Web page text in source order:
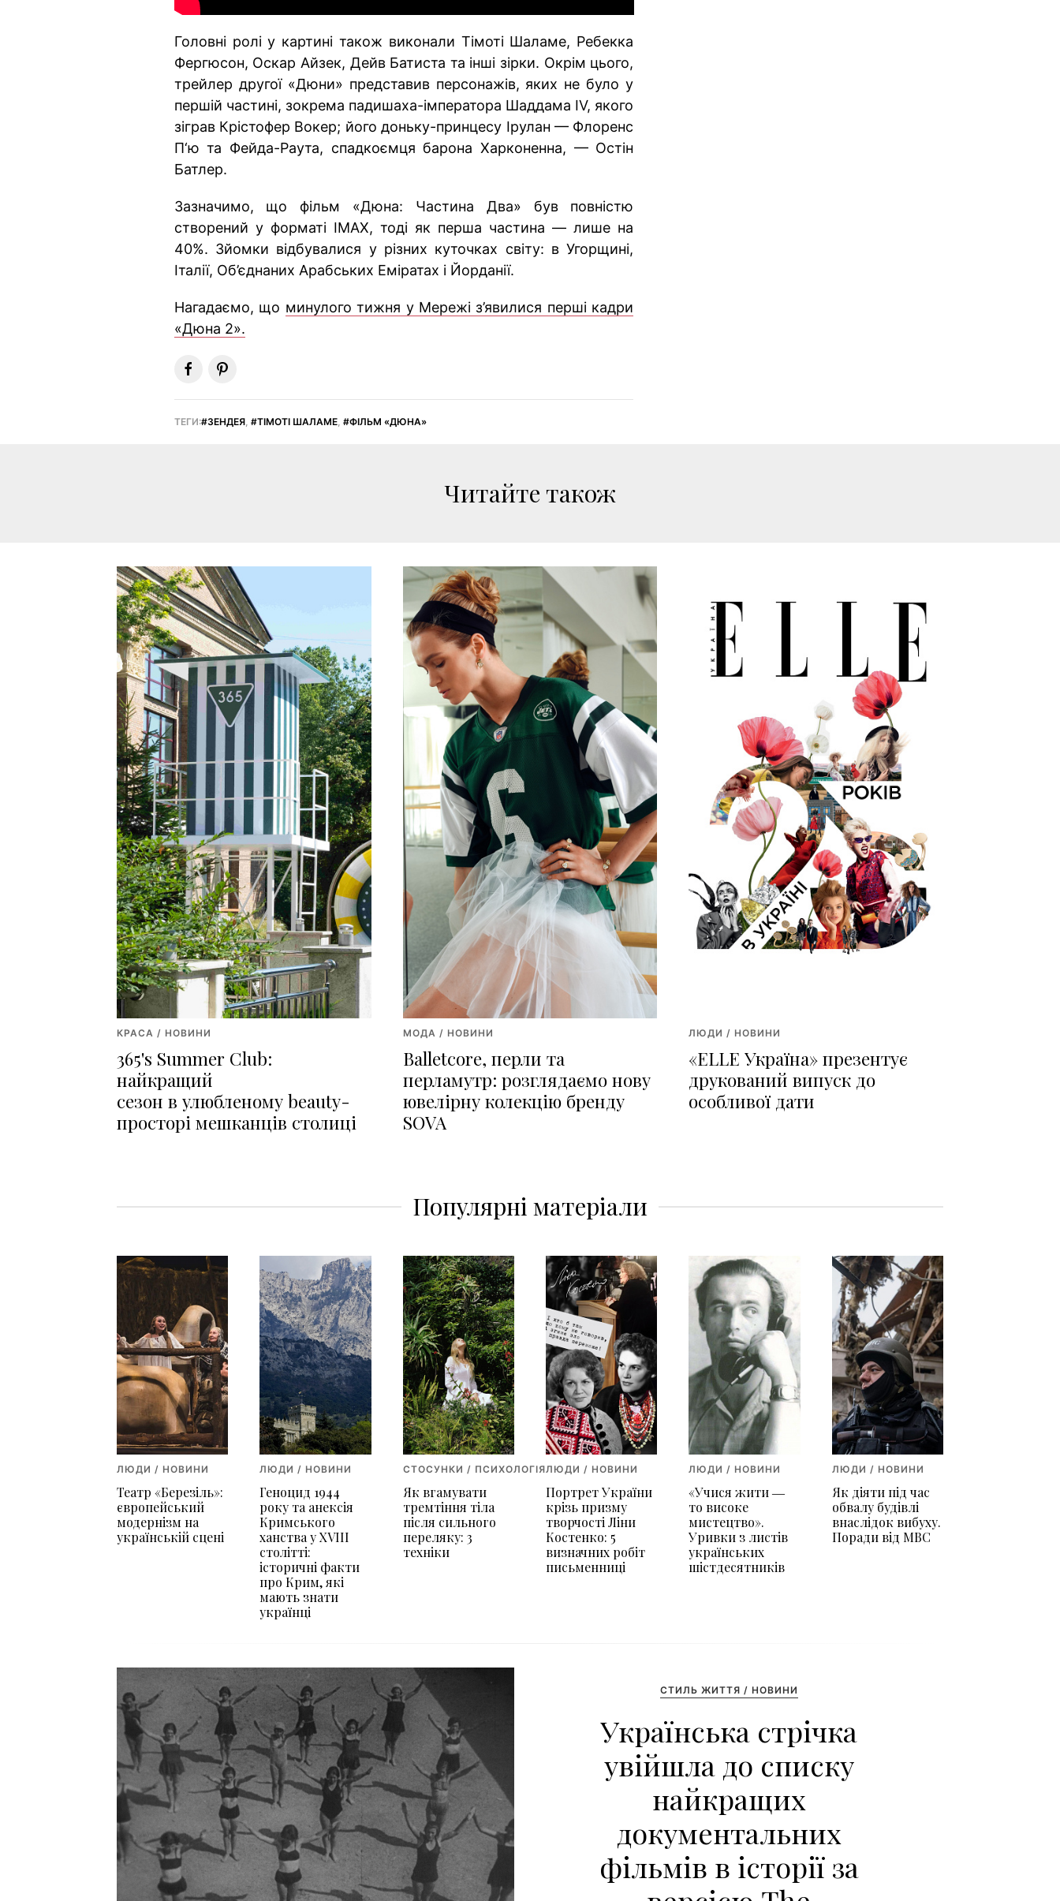
Головні ролі у картині також виконали Тімоті Шаламе, Ребекка
Фергюсон, Оскар Айзек, Дейв Батиста та інші зірки. Окрім цього,
трейлер другої «Дюни» представив персонажів, яких не було у
першій частині, зокрема падишаха-імператора Шаддама IV, якого
зіграв Крістофер Вокер; його доньку-принцесу Ірулан — Флоренс
П‘ю та Фейда-Раута, спадкоємця барона Харконенна, — Остін
Батлер.
Зазначимо, що фільм «Дюна: Частина Два» був повністю
створений у форматі IMAX, тоді як перша частина — лише на
40%. Зйомки відбувалися у різних куточках світу: в Угорщині,
Італії, Об’єднаних Арабських Еміратах і Йорданії.
Нагадаємо, що минулого тижня у Мережі з’явилися перші кадри
«Дюна 2».
ТЕГИ: ЗЕНДЕЯ, ТІМОТІ ШАЛАМЕ, ФІЛЬМ «ДЮНА»
Читайте також
КРАСА / НОВИНИ
365's Summer Club:
найкращий
сезон в улюбленому beauty-
просторі мешканців столиці
МОДА / НОВИНИ
Balletcore, перли та
перламутр: розглядаємо нову
ювелірну колекцію бренду
SOVA
ЛЮДИ / НОВИНИ
«ELLE Україна» презентує
друкований випуск до
особливої дати
Популярні матеріали
ЛЮДИ / НОВИНИ
Театр «Березіль»:
європейський
модернізм на
українській сцені
ЛЮДИ / НОВИНИ
Геноцид 1944
року та анексія
Кримського
ханства у XVIII
столітті:
історичні факти
про Крим, які
мають знати
українці
СТОСУНКИ / ПСИХОЛОГІЯ
Як вгамувати
тремтіння тіла
після сильного
переляку: 3
техніки
ЛЮДИ / НОВИНИ
Портрет України
крізь призму
творчості Ліни
Костенко: 5
визначних робіт
письменниці
ЛЮДИ / НОВИНИ
«Учися жити ―
то високе
мистецтво».
Уривки з листів
українських
шістдесятників
ЛЮДИ / НОВИНИ
Як діяти під час
обвалу будівлі
внаслідок вибуху.
Поради від МВС
СТИЛЬ ЖИТТЯ / НОВИНИ
Українська стрічка
увійшла до списку
найкращих
документальних
фільмів в історії за